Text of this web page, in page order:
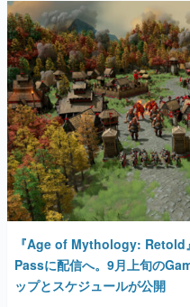
『Age of Mythology: Retold
Passに配信へ。9月上旬の
ップとスケジュールが公開